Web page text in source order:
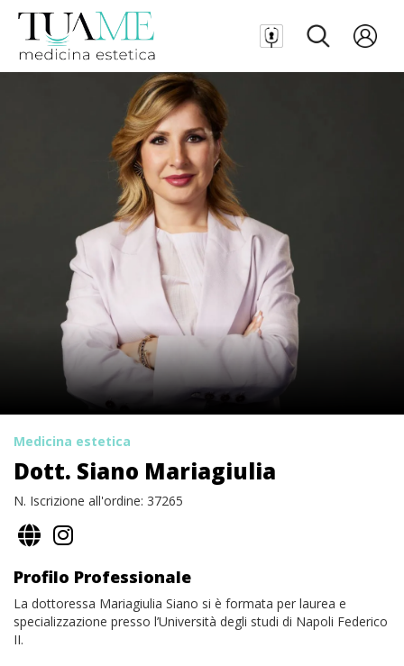
Medicina estetica
Dott. Siano Mariagiulia
N. Iscrizione all'ordine: 37265
Profilo Professionale
La dottoressa Mariagiulia Siano si è formata per laurea e
specializzazione presso l’Università degli studi di Napoli Federico
II.